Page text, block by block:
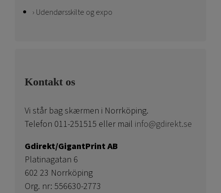
Udendørsskilte og expo
Kontakt os
Vi står bag skærmen i Norrköping.
Telefon 011-251515 eller mail info@gdirekt.se
Gdirekt/GigantPrint AB
Platinagatan 6
602 23 Norrköping
Org. nr: 556630-2773